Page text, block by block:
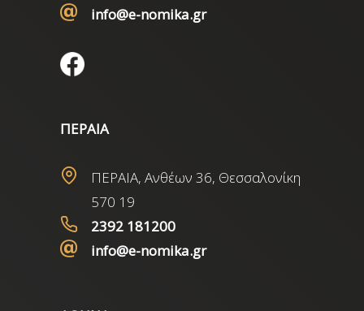
info@e-nomika.gr
ΠΕΡΑΙΑ
ΠΕΡΑΙΑ, Ανθέων 36, Θεσσαλονίκη
570 19
2392 181200
info@e-nomika.gr